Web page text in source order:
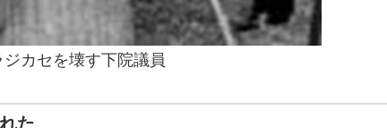
カセを壊す下院議員
た